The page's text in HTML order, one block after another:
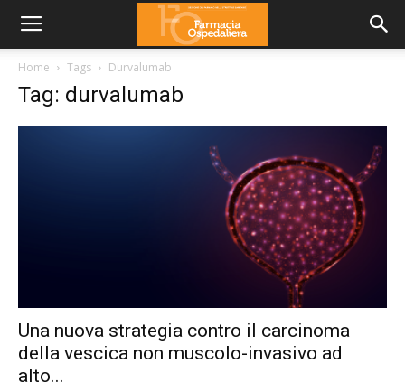
Home Tags Durvalumab
Tag: durvalumab
Una nuova strategia contro il carcinoma
della vescica non muscolo-invasivo ad
alto...